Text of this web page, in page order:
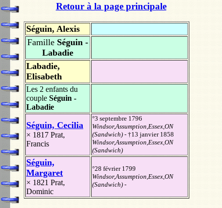
Retour à la page principale
Séguin, Alexis
Famille Séguin -
Labadie
Labadie,
Elisabeth
Les 2 enfants du
couple Séguin -
Labadie
Séguin, Cecilia
× 1817 Prat,
Francis
°3 septembre 1796
Windsor,Assumption,Essex,ON
(Sandwich) - †13 janvier 1858
Windsor,Assumption,Essex,ON
(Sandwich)
Séguin,
Margaret
× 1821 Prat,
Dominic
°28 février 1799
Windsor,Assumption,Essex,ON
(Sandwich) -